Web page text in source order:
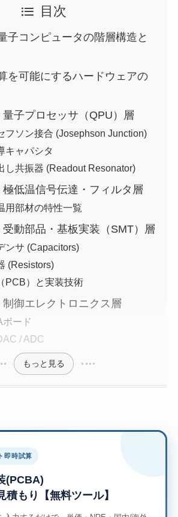
目次
子コンピュータの階層構造と
を可能にするハードウェアの
量子プロセッサ（QPU）層
フソン接合 (Josephson Junction)
キャパシタ
し共振器 (Readout Resonator)
低温信号伝達・フィルタ層
用部材の特性一覧
動部品・基板実装（SMT）層
ンサ (Capacitors)
(Resistors)
PCB）と実装技術
制御エレクトロニクス層
ボード
/ ADC
もっと見る
即時試算
(PCBA)
り【無料ツール】